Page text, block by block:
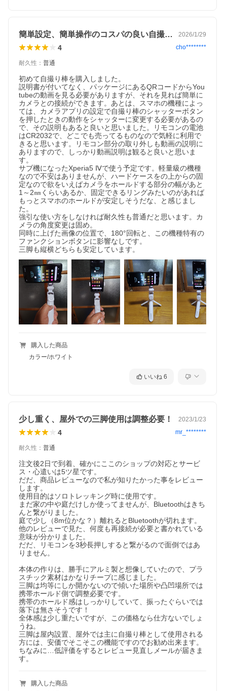
簡単設定、簡単操作のコスパの良い自撮り棒 2026/1/29
4 cho********
耐久性 ： 普通
初めて自撮り棒を購入しました。
説明書が付いてなく、パッケージにあるQRコードからYou
tubeの動画を見る必要がありますが、それを見れば簡単に
カメラとの接続ができます。あとは、スマホの機種によっ
ては、カメラアプリの設定で自撮り棒のシャッターボタン
を押したときの動作をシャッターに変更する必要があるの
で、その説明もあると良いと思いました。リモコンの電池
はCR2032で、どこでも売ってるものなので気軽に利用で
きると思います。リモコン部分の取り外しも動画の説明に
ありますので、しっかり動画説明は観ると良いと思いま
す。
サブ機になったXperia5 Ⅳで使う予定です。軽量級の機種
なので不安はありませんが、ハードケースをの上からの固
定なので欲をいえばカメラをホールドする部分の幅があと
1～2㎜くらいあるか、固定できるリングみたいのがあれば
もっとスマホのホールドが安定しそうだな、と感じまし
た。
強引な使い方をしなければ耐久性も普通だと思います。カ
メラの角度変更は固め。
同時に上げた画像の位置で、180°回転と、この機種特有の
ファンクションボタンに影響なしです。
三脚も縦横どちらも安定しています。
購入した商品
カラー/ホワイト
いいね 6
少し重く、屋外での三脚使用は調整必要！ 2023/1/23
4 mr_********
耐久性 ： 普通
注文後2日で到着、確かにここのショップの対応とサービ
ス・心遣いは5ツ星です。
だだ、商品レビューなので私が知りたかった事をレビュー
します。
使用目的はソロトレッキング時に使用です。
まだ家の中や庭だけしか使ってませんが、Bluetoothはきち
んと繋がりました。
庭で少し（8m位かな？）離れるとBluetoothが切れます。
他のレビューで見た、何度も再接続が必要と書かれている
意味が分かりました。
だだ、リモコンを3秒長押しすると繋がるので面倒ではあ
りません。
本体の作りは、勝手にアルミ製と想像していたので、プラ
スチック素材はかなりチープに感じました。
三脚は均等にしか開かないので傾いた場所や凸凹場所では
携帯ホールド側で調整必要です。
携帯のホールド感はしっかりしていて、振ったぐらいでは
落下は無さそうです！
全体感は少し重たいですが、この価格なら仕方ないでしょ
うね。
三脚は屋内設置、屋外では主に自撮り棒として使用される
方には、安価でそこそこの機能ですのでお勧め出来ます。
ちなみに…低評価をするとレビュー見直しメールが届きま
す。
購入した商品